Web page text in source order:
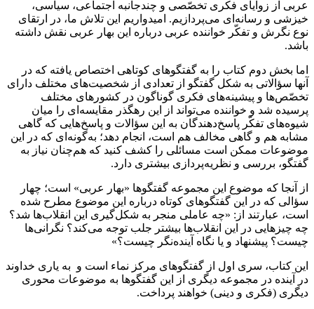
عربی از زوایای فکری تخصّصی و چندجانبه اجتماعی، سیاسی،
خیزشی و رسانه‌ای می‌پردازیم. امیدواریم این تلاش ما، در ارتقای
نوع نگرش و تفکّر خواننده عربی درباره این بهار عربی نقش داشته
‌باشد.
اما بخش دوم کتاب را به گفتگوهای کوتاهی اختصاص یافته که در
آنها سؤالاتی به شکل گفتگو از تعدادی از شخصیت‌های مختلف دارای
تخصّص‌ها و پیشینه‌های فکری گوناگون در کشورهای مختلف
پرسیده ‌شد و خواننده می‌تواند از این رهگذر مقایسه‌ای را میان
شیوه‌های تفکّر پاسخ‌دهندگان به این سؤالات و پاسخ‌هایی که گاهی
مشابه هم و گاهی مخالف هم است، انجام دهد؛ به‌گونه‌ای که در این
موضوعات ممکن است مسائلی را کشف کنید که هم‌چنان نیاز به
گفتگو، بررسی و نظریه‌پردازی بیشتری دارد.
از آنجا که موضوع این مجموعه گفتگوها «بهار عربی» است؛ چهار
سؤالی که در این گفتگوهای کوتاه درباره این موضوع مطرح شده‌
است، عبارتند از: «چه عاملی منجر به شکل‌گیری این انقلاب‌ها شد؟
چه چیزهایی در این انقلاب‌ها بیشتر جلب توجه می‌کند؟ نگرانی‌ها
چیست؟ پیشنهاد و یا نگاه آینده‌نگر چیست؟»
این کتاب، سری اول از گفتگوهای مرکز نماء است و به یاری خداوند
در آینده در مجموعه دیگری از این گفتگوها به موضوعات محوری
دیگری (فکری و دینی) خواهند پرداخت.